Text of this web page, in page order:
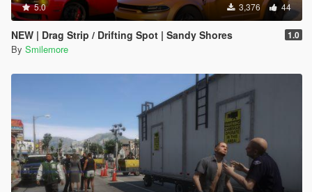
5.0 3,376 44
NEW | Drag Strip / Drifting Spot | Sandy Shores 1.0
By Smilemore